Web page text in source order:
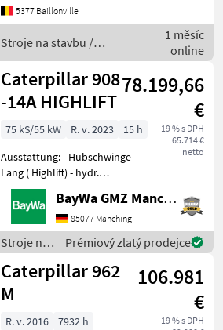
186 kW / 250 PS Zusätzliche
Hydraulikleitung,
Hydraulikleit
5377 Baillonville
Stroje na stavbu /
Caterpillar
1 měsíc
online
Caterpillar 908
-14A HIGHLIFT
78.199,66
€
19 % s DPH
65.714 €
netto
75 kS/55 kW R. v. 2023
15 h
Ausstattung: - Hubschwinge
Lang ( Highlift) - hydr.
Schnellwechsler - 3.
Steuerkreis - Erdschaufel -
Palettengabel - LED
Arbeitsscheinwerfer Jetzt
auch über WhatsApp
BayWa GMZ Manching
85077 Manching
Stroje na
stavbu /
Caterpillar
Prémiový zlatý prodejce
Caterpillar 962
M
106.981
€
19 % s DPH
R. v. 2016
7932 h